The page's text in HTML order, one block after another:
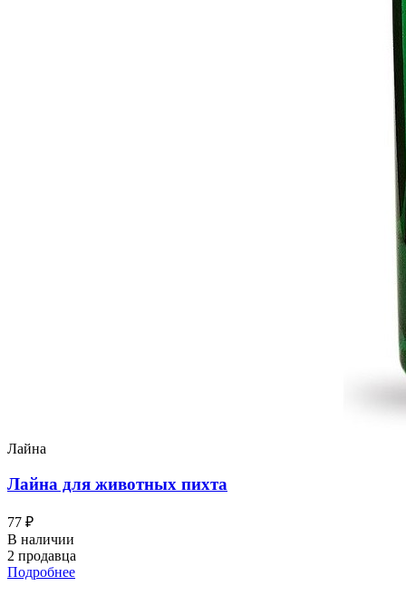
Лайна
Лайна для животных пихта
77 ₽
В наличии
2 продавца
Подробнее